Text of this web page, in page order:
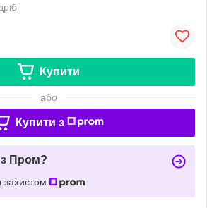
Купити
або
Купити з
з Пром?
захистом